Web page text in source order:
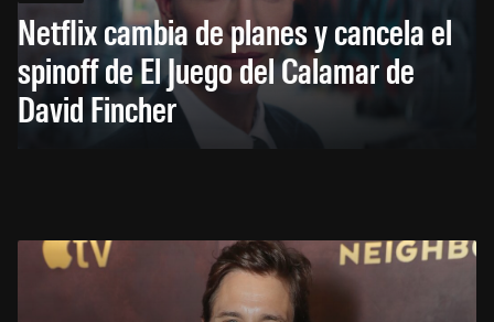
Netflix cambia de planes y cancela el
spinoff de El Juego del Calamar de
David Fincher